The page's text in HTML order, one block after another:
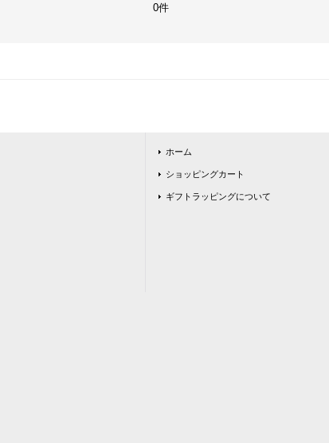
0件
ホーム
ショッピングカート
ギフトラッピングについて